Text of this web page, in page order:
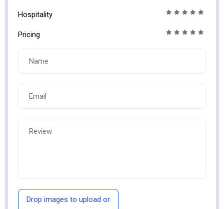
Hospitality
Pricing
Drop images to upload or